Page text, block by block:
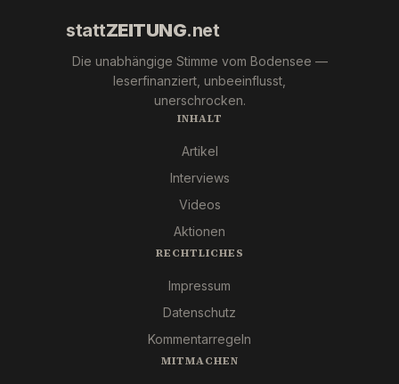
stattZEITUNG.net
Die unabhängige Stimme vom Bodensee —
leserfinanziert, unbeeinflusst,
unerschrocken.
INHALT
Artikel
Interviews
Videos
Aktionen
RECHTLICHES
Impressum
Datenschutz
Kommentarregeln
MITMACHEN